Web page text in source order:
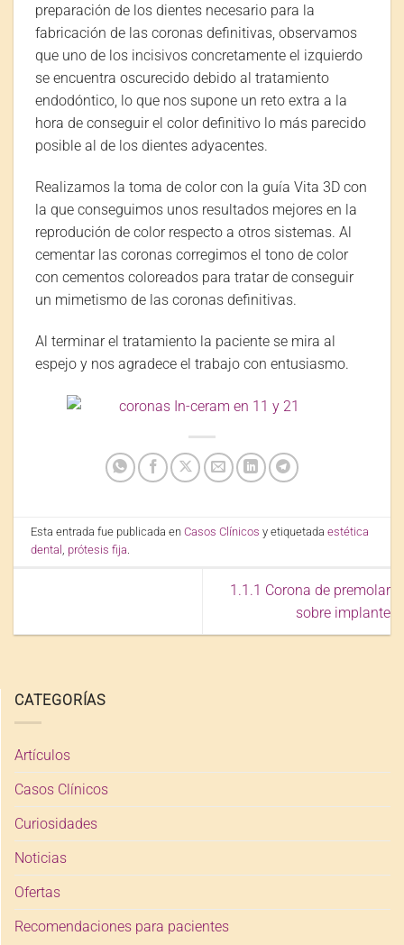
preparación de los dientes necesario para la
fabricación de las coronas definitivas, observamos
que uno de los incisivos concretamente el izquierdo
se encuentra oscurecido debido al tratamiento
endodóntico, lo que nos supone un reto extra a la
hora de conseguir el color definitivo lo más parecido
posible al de los dientes adyacentes.
Realizamos la toma de color con la guía Vita 3D con
la que conseguimos unos resultados mejores en la
reprodución de color respecto a otros sistemas. Al
cementar las coronas corregimos el tono de color
con cementos coloreados para tratar de conseguir
un mimetismo de las coronas definitivas.
Al terminar el tratamiento la paciente se mira al
espejo y nos agradece el trabajo con entusiasmo.
Esta entrada fue publicada enCasos Clínicos y etiquetadaestética
dental
prótesis fija
1.1.1 Corona de premolar
sobre implante
CATEGORÍAS
Artículos
Casos Clínicos
Curiosidades
Noticias
Ofertas
Recomendaciones para pacientes